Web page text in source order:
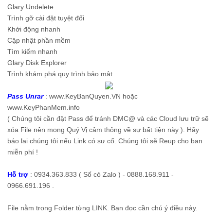
Glary Undelete
Trình gỡ cài đặt tuyệt đối
Khởi động nhanh
Cập nhật phần mềm
Tìm kiếm nhanh
Glary Disk Explorer
Trình khám phá quy trình bảo mật
Pass Unrar: www.KeyBanQuyen.VN hoặc
www.KeyPhanMem.info
( Chúng tôi cần đặt Pass để tránh DMC@ và các Cloud lưu trữ sẽ
xóa File nên mong Quý Vị cảm thông về sự bất tiện này ). Hãy
báo lại chúng tôi nếu Link có sự cố. Chúng tôi sẽ Reup cho bạn
miễn phí !
Hỗ trợ : 0934.363.833 ( Số có Zalo ) - 0888.168.911 -
0966.691.196 .
File nằm trong Folder từng LINK. Bạn đọc cần chú ý điều này.